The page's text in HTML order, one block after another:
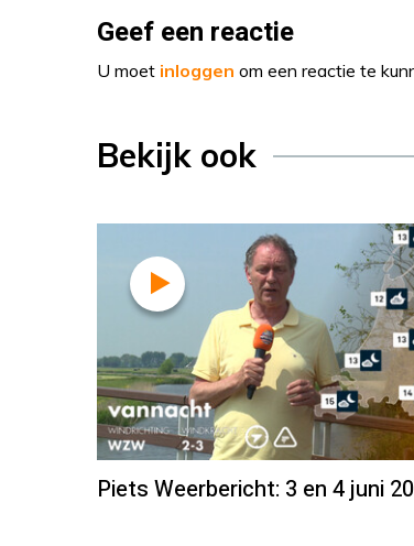
Geef een reactie
U moet inloggen om een reactie te
Bekijk ook
Piets Weerbericht: 3 en 4 juni